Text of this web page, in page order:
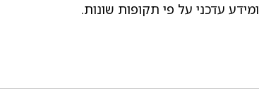
עדכני על פי תקופות שונות.